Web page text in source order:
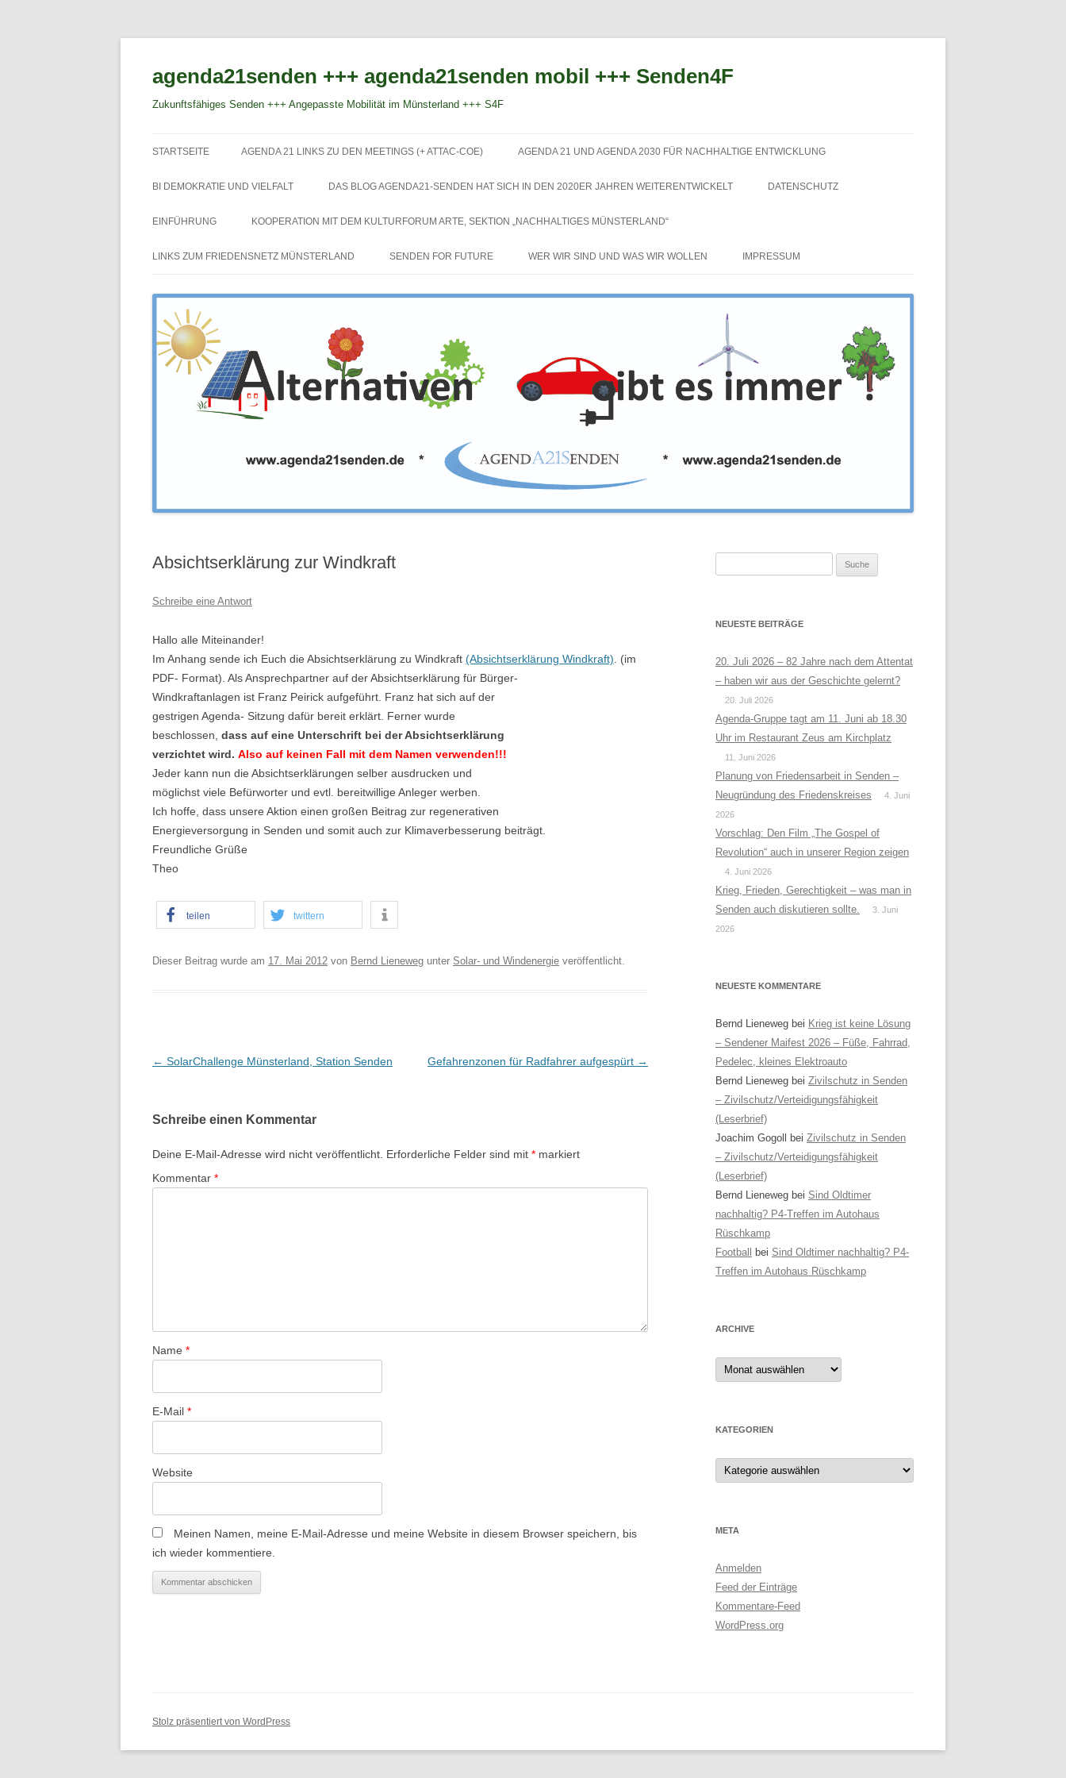
agenda21senden +++ agenda21senden mobil +++ Senden4F
Zukunftsfähiges Senden +++ Angepasste Mobilität im Münsterland +++ S4F
Inhalt
STARTSEITE AGENDA 21 LINKS ZU DEN MEETINGS (+ ATTAC-COE) AGENDA 21 UND AGENDA 2030 FÜR NACHHALTIGE ENTWICKLUNG
BI DEMOKRATIE UND VIELFALT DAS BLOG AGENDA21-SENDEN HAT SICH IN DEN 2020ER JAHREN WEITERENTWICKELT DATENSCHUTZ
EINFÜHRUNG KOOPERATION MIT DEM KULTURFORUM ARTE, SEKTION „NACHHALTIGES MÜNSTERLAND“
LINKS ZUM FRIEDENSNETZ MÜNSTERLAND SENDEN FOR FUTURE WER WIR SIND UND WAS WIR WOLLEN IMPRESSUM
Absichtserklärung zur Windkraft
Schreibe eine Antwort
Hallo alle Miteinander!
Im Anhang sende ich Euch die Absichtserklärung zu Windkraft (Absichtserklärung Windkraft) . (im
PDF- Format). Als Ansprechpartner auf der Absichtserklärung für Bürger-
Windkraftanlagen ist Franz Peirick aufgeführt. Franz hat sich auf der
gestrigen Agenda- Sitzung dafür bereit erklärt. Ferner wurde
beschlossen, dass auf eine Unterschrift bei der Absichtserklärung
verzichtet wird. Also auf keinen Fall mit dem Namen verwenden!!!
Jeder kann nun die Absichtserklärungen selber ausdrucken und
möglichst viele Befürworter und evtl. bereitwillige Anleger werben.
Ich hoffe, dass unsere Aktion einen großen Beitrag zur regenerativen
Energieversorgung in Senden und somit auch zur Klimaverbesserung beiträgt.
Freundliche Grüße
Theo
teilen twittern
Dieser Beitrag wurde am 17. Mai 2012 von Bernd Lieneweg unter Solar- und Windenergie veröffentlicht.
B
t
r
a
i
g
t
i
← SolarChallenge Münsterland, Station Senden Gefahrenzonen für Radfahrer aufgespürt →
Schreibe einen Kommentar
Deine E-Mail-Adresse wird nicht veröffentlicht. Erforderliche Felder sind mit * markiert
Kommentar *
Name *
E-Mail *
Website
Meinen Namen, meine E-Mail-Adresse und meine Website in diesem Browser speichern, bis
ich wieder kommentiere.
NEUESTE BEITRÄGE
20. Juli 2026 – 82 Jahre nach dem Attentat
– haben wir aus der Geschichte gelernt?
20. Juli 2026
Agenda-Gruppe tagt am 11. Juni ab 18.30
Uhr im Restaurant Zeus am Kirchplatz
11. Juni 2026
Planung von Friedensarbeit in Senden –
Neugründung des Friedenskreises
4. Juni
2026
Vorschlag: Den Film „The Gospel of
Revolution“ auch in unserer Region zeigen
4. Juni 2026
Krieg, Frieden, Gerechtigkeit – was man in
Senden auch diskutieren sollte.
3. Juni
2026
NEUESTE KOMMENTARE
Bernd Lieneweg bei Krieg ist keine Lösung
– Sendener Maifest 2026 – Füße, Fahrrad,
Pedelec, kleines Elektroauto
Bernd Lieneweg bei Zivilschutz in Senden
– Zivilschutz/Verteidigungsfähigkeit
(Leserbrief)
Joachim Gogoll
bei Zivilschutz in Senden
– Zivilschutz/Verteidigungsfähigkeit
(Leserbrief)
Bernd Lieneweg bei Sind Oldtimer
nachhaltig? P4-Treffen im Autohaus
Rüschkamp
Football
bei Sind Oldtimer nachhaltig? P4-
Treffen im Autohaus Rüschkamp
ARCHIVE
Archive
KATEGORIEN
Kategorien
META
Anmelden
Feed der Einträge
Kommentare-Feed
WordPress.org
Stolz präsentiert von WordPress